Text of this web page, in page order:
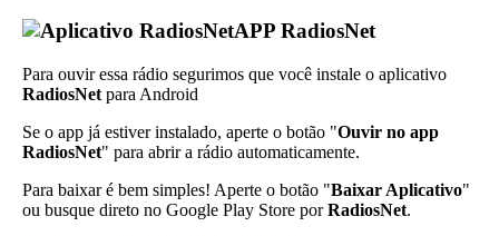
APP RadiosNet
Para ouvir essa rádio segurimos que você instale o aplicativo
RadiosNet para Android
Se o app já estiver instalado, aperte o botão "Ouvir no app
RadiosNet" para abrir a rádio automaticamente.
Para baixar é bem simples! Aperte o botão "Baixar Aplicativo"
ou busque direto no Google Play Store porRadiosNet.